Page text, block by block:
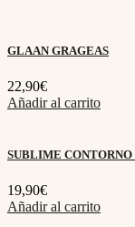
GLAAN GRAGEAS
22,90€
Añadir al carrito
SUBLIME
19,90€
Añadir al carrito